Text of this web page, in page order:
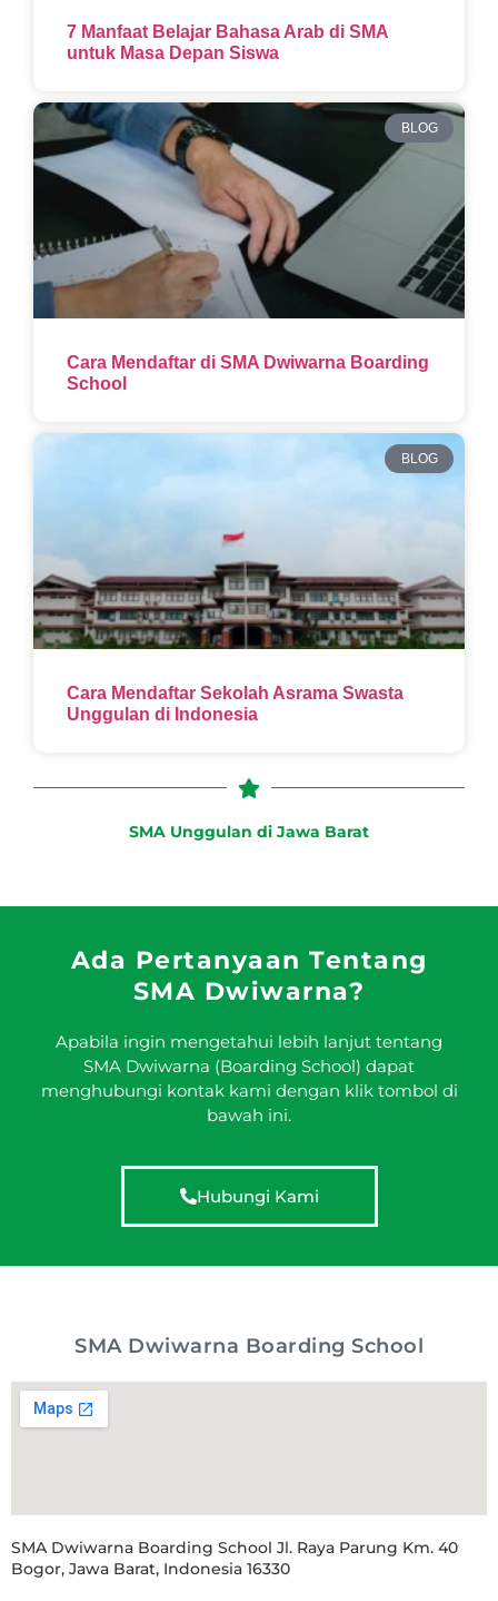
7 Manfaat Belajar Bahasa Arab di SMA
untuk Masa Depan Siswa
BLOG
Cara Mendaftar di SMA Dwiwarna Boarding
School
BLOG
Cara Mendaftar Sekolah Asrama Swasta
Unggulan di Indonesia
SMA Unggulan di Jawa Barat
Ada Pertanyaan Tentang
SMA Dwiwarna?
Apabila ingin mengetahui lebih lanjut tentang
SMA Dwiwarna (Boarding School) dapat
menghubungi kontak kami dengan klik tombol di
bawah ini.
Hubungi Kami
SMA Dwiwarna Boarding School
SMA Dwiwarna Boarding School Jl. Raya Parung Km. 40
Bogor, Jawa Barat, Indonesia 16330